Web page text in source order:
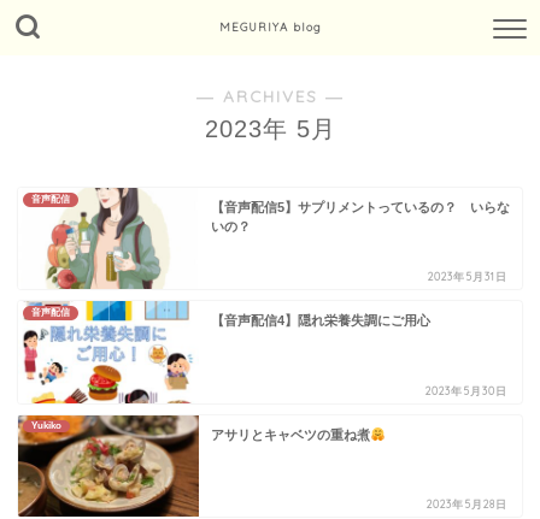
MEGURIYA blog
― ARCHIVES ―
2023年 5月
音声配信
【音声配信5】サプリメントっているの？ いらな
いの？
2023年5月31日
音声配信
【音声配信4】隠れ栄養失調にご用心
2023年5月30日
Yukiko
アサリとキャベツの重ね煮
2023年5月28日